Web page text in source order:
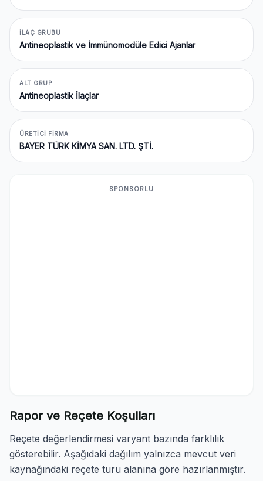
İLAÇ GRUBU
Antineoplastik ve İmmünomodüle Edici Ajanlar
ALT GRUP
Antineoplastik İlaçlar
ÜRETICI FIRMA
BAYER TÜRK KİMYA SAN. LTD. ŞTİ.
SPONSORLU
Rapor ve Reçete Koşulları
Reçete değerlendirmesi varyant bazında farklılık
gösterebilir. Aşağıdaki dağılım yalnızca mevcut veri
kaynağındaki reçete türü alanına göre hazırlanmıştır.